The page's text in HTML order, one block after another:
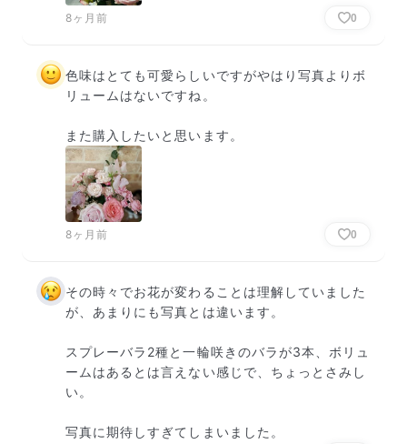
8ヶ月前 0
色味はとても可愛らしいですがやはり写真よりボ
リュームはないですね。
また購入したいと思います。
8ヶ月前 0
その時々でお花が変わることは理解していました
が、あまりにも写真とは違います。
スプレーバラ2種と一輪咲きのバラが3本、ボリュ
ームはあるとは言えない感じで、ちょっとさみし
い。
写真に期待しすぎてしまいました。